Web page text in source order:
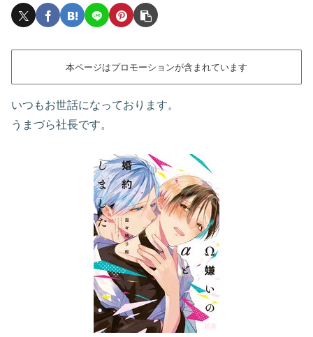
本ページはプロモーションが含まれています
いつもお世話になっております。
うまづら社長です。